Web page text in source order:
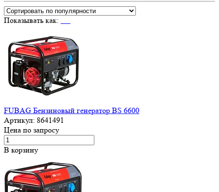
Показывать как:
FUBAG Бензиновый генератор BS 6600
Артикул: 8641491
Цена по запросу
В корзину